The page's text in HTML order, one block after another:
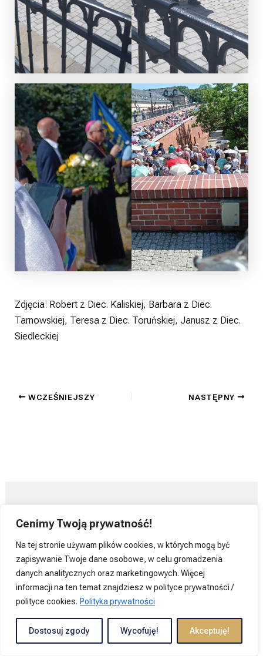
Cenimy Twoją prywatność!
Na tej stronie używam plików cookies, w których mogą być
zapisywanie Twoje dane osobowe, w celu gromadzenia
danych analitycznych oraz marketingowych. Więcej
informacji na ten temat znajdziesz w polityce prywatności /
polityce cookies. Polityka prywatności
Dostosuj zgody Wycofuję! Akceptuję!
Zdjęcia: Robert z Diec. Kaliskiej, Barbara z Diec.
Tarnowskiej, Teresa z Diec. Toruńskiej, Janusz z Diec.
Siedleckiej
WCZEŚNIEJSZY NASTĘPNY
O NAS
Historia
Władze Statutowe
Rada
Zarząd
Komisja Rewizyjna